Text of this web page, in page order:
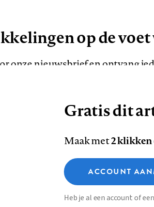
op de voet
onze nieuwsbrief en ontvang
Colofon Disclaimer
Functionele cookies
Analytische cookies
Gratis dit
Maak met2 klikken
ACCOUNT
Heb je al een account of